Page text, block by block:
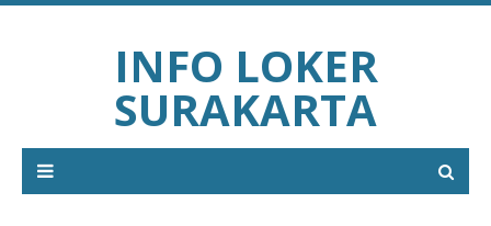
INFO LOKER
SURAKARTA